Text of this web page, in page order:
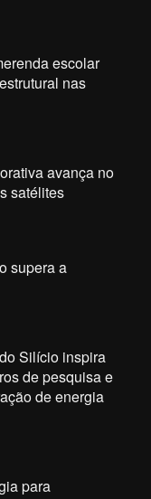
escolar
nas
avança no
satélites
supera a
Silício inspira
de pesquisa e
de energia
para